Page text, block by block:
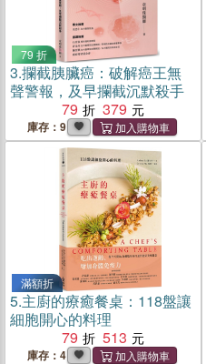
79 折
3.攔截胰臟癌：破解癌王無
聲警報，及早攔截沉默殺手
79
379
庫存：9
滿額折
5.主廚的療癒餐桌：118盤讓
細胞開心的料理
79
513
庫存：4